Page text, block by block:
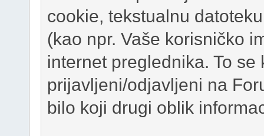
cookie, tekstualnu
(kao npr. Vaše korisničko
internet preglednika. To
prijavljeni/odjavljeni na
bilo koji drugi oblik